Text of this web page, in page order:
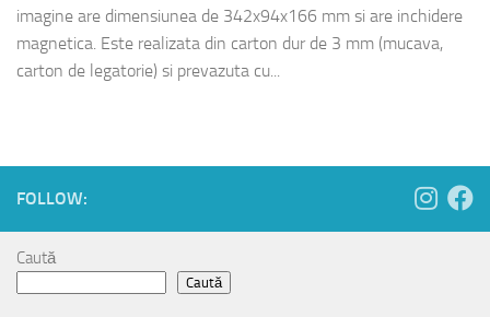
imagine are dimensiunea de 342x94x166 mm si are inchidere
magnetica. Este realizata din carton dur de 3 mm (mucava,
carton de legatorie) si prevazuta cu...
FOLLOW:
Caută
Caută